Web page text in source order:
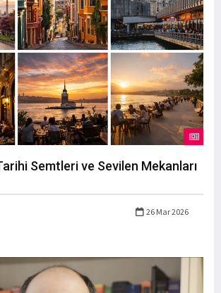
Semtleri ve Sevilen Mekanları
26 Mar 2026